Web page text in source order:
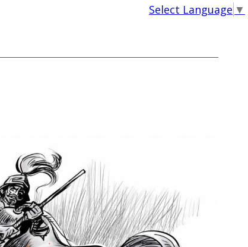
Select Language ▼